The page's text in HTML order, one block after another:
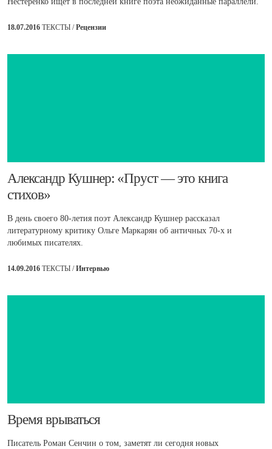
18.07.2016 ТЕКСТЫ /Рецензии
​Александр Кушнер: «Пруст — это книга
стихов»
В день своего 80-летия поэт Александр Кушнер рассказал
литературному критику Ольге Маркарян об античных 70-х и
любимых писателях.
14.09.2016 ТЕКСТЫ /Интервью
​Время врываться
Писатель Роман Сенчин о том, заметят ли сегодня новых